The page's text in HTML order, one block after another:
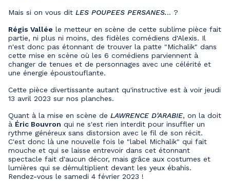
Mais si on vous dit LES POUPEES PERSANES... ?
Régis Vallée le metteur en scène de cette sublime pièce fait
partie, ni plus ni moins, des fidèles comédiens d'Alexis. Il
n'est donc pas étonnant de trouver la patte "Michalik" dans
cette mise en scène où les 6 comédiens parviennent à
changer de tenues et de personnages avec une célérité et
une énergie époustouflante.
Cette pièce divertissante autant qu'instructive est à voir jeudi
13 avril 2023 sur nos planches.
Quant à la mise en scène de LAWRENCE D'ARABIE, on la doit
à Éric Bouvron qui ne s'est rien interdit pour insuffler un
rythme généreux sans distorsion avec le fil de son récit.
C'est donc là une nouvelle fois le "label Michalik" qui fait
mouche et qui se laisse entrevoir dans cet étonnant
spectacle fait d'aucun décor, mais grâce aux costumes et
lumières qui se démultiplient devant les yeux ébahis.
Rendez-vous le samedi 4 février 2023 !